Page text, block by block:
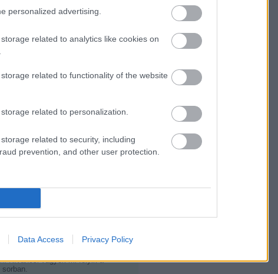
personalized advertising.
related to analytics like cookies on
related to functionality of the website
related to personalization.
related to security, including
prevention, and other user protection.
Data Access Privacy Policy
Válasz erre
Válasz erre
lesz?
Kíváncsi vagyok mi folyik a